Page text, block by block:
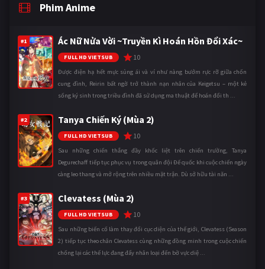
Phim Anime
#1 Ác Nữ Nửa Vời ~Truyền Kì Hoán Hồn Đổi Xác~
FULL HD VIETSUB 10
Được điện hạ hết mực sủng ái và ví như nàng bướm rực rỡ giữa chốn
cung đình, Reirin bất ngờ trở thành nạn nhân của Keigetsu – một kẻ
sống ký sinh trong triều đình đã sử dụng ma thuật để hoán đổi th ...
#2 Tanya Chiến Ký (Mùa 2)
FULL HD VIETSUB 10
Sau những chiến thắng đầy khốc liệt trên chiến trường, Tanya
Degurechaff tiếp tục phục vụ trong quân đội Đế quốc khi cuộc chiến ngày
càng leo thang và mở rộng trên nhiều mặt trận. Dù sở hữu tài năn ...
#3 Clevatess (Mùa 2)
FULL HD VIETSUB 10
Sau những biến cố làm thay đổi cục diện của thế giới, Clevatess (Season
2) tiếp tục theo chân Clevatess cùng những đồng minh trong cuộc chiến
chống lại các thế lực đang đẩy nhân loại đến bờ vực diệ ...